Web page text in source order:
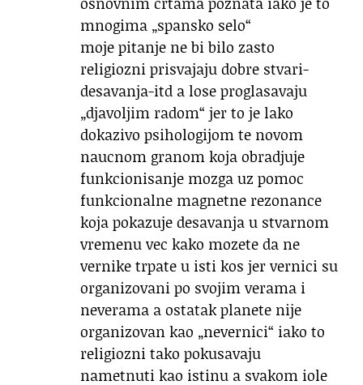
mnogima „spansko selo“
moje pitanje ne bi bilo zasto
religiozni prisvajaju dobre stvari-
desavanja-itd a lose proglasavaju
„djavoljim radom“ jer to je lako
dokazivo psihologijom te novom
naucnom granom koja obradjuje
funkcionisanje mozga uz pomoc
funkcionalne magnetne rezonance
koja pokazuje desavanja u stvarnom
vremenu vec kako mozete da ne
vernike trpate u isti kos jer vernici su
organizovani po svojim verama i
neverama a ostatak planete nije
organizovan kao „nevernici“ iako to
religiozni tako pokusavaju
nametnuti kao istinu a svakom iole